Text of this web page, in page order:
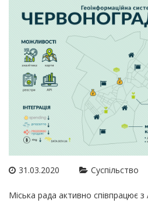
31.03.2020 Суспільство
Міська рада активно співпрацює з